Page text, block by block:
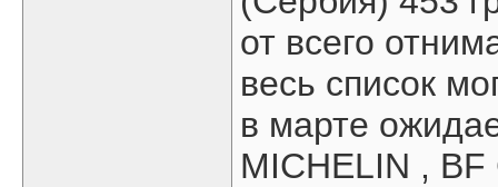
от всего
весь список
в марте
MICHELIN ,